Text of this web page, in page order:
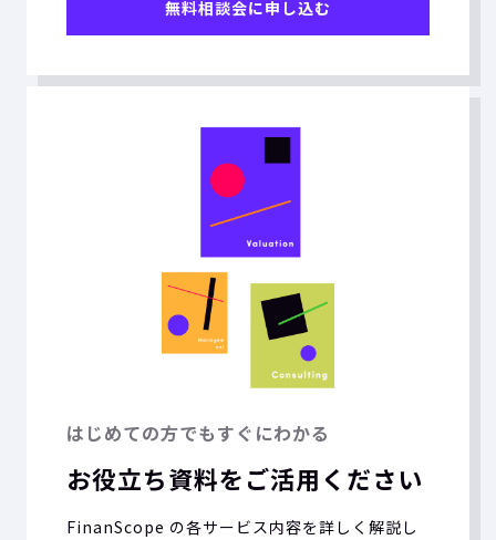
無料相談会に申し込む
はじめての方でもすぐにわかる
お役立ち資料をご活用ください
FinanScope の各サービス内容を詳しく解説し